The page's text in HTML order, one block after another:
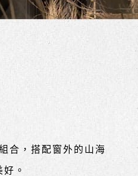
合，搭配窗外的山海
。